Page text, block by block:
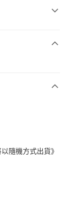
隨機方式出貨》